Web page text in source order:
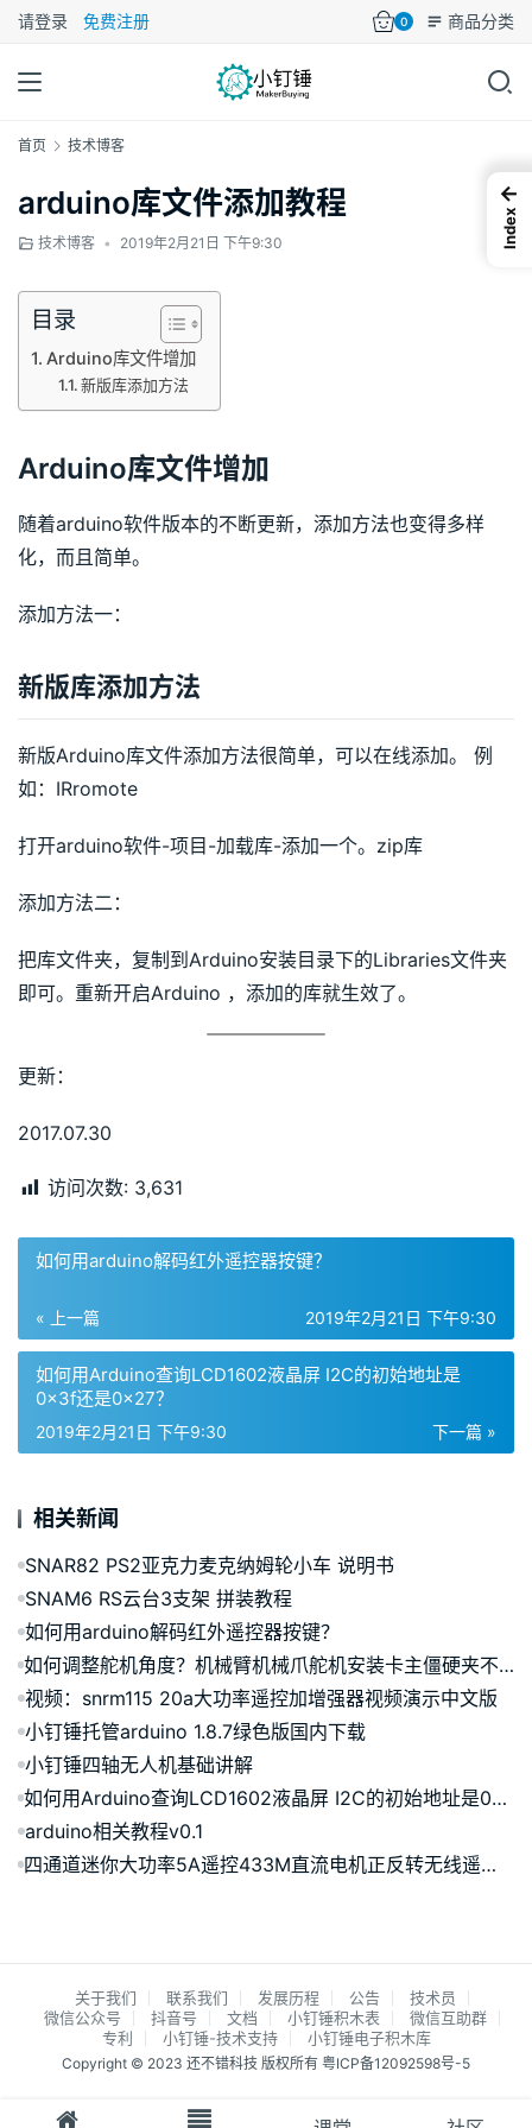
请登录 免费注册 0 商品分类
首页 技术博客
arduino库文件添加教程
技术博客 • 2019年2月21日 下午9:30
目录
Arduino库文件增加
新版库添加方法
Arduino库文件增加
随着arduino软件版本的不断更新，添加方法也变得多样
化，而且简单。
添加方法一：
新版库添加方法
新版Arduino库文件添加方法很简单，可以在线添加。 例
如：IRromote
打开arduino软件-项目-加载库-添加一个。zip库
添加方法二：
把库文件夹，复制到Arduino安装目录下的Libraries文件夹
即可。重新开启Arduino ，添加的库就生效了。
更新：
2017.07.30
访问次数: 3,631
如何用arduino解码红外遥控器按键？
« 上一篇 2019年2月21日 下午9:30
如何用Arduino查询LCD1602液晶屏 I2C的初始地址是
0x3f还是0x27？
下一篇 »
2019年2月21日 下午9:30
相关新闻
SNAR82 PS2亚克力麦克纳姆轮小车 说明书
SNAM6 RS云台3支架 拼装教程
如何用arduino解码红外遥控器按键？
如何调整舵机角度？机械臂机械爪舵机安装卡主僵硬夹不住合不拢角度怎么调
视频：snrm115 20a大功率遥控加增强器视频演示中文版
小钉锤托管arduino 1.8.7绿色版国内下载
小钉锤四轴无人机基础讲解
如何用Arduino查询LCD1602液晶屏 I2C的初始地址是0x3f还是0x27？
arduino相关教程v0.1
四通道迷你大功率5A遥控433M直流电机正反转无线遥控套件SNRM148
关于我们 联系我们 发展历程 公告
技术员
微信公众号
抖音号 文档 小钉锤积木表
微信互助群
专利
小钉锤-技术支持 小钉锤电子积木库
Copyright © 2023 还不错科技 版权所有 粤ICP备12092598号-5
←
Index